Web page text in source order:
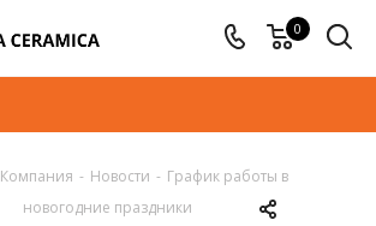
0
Компания - Новости - График работы в
новогодние праздники